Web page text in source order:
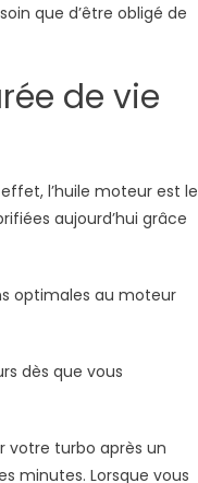
que d’être obligé de
de vie
l’huile moteur est le
aujourd’hui grâce
optimales au moteur
dès que vous
votre turbo après un
minutes. Lorsque vous